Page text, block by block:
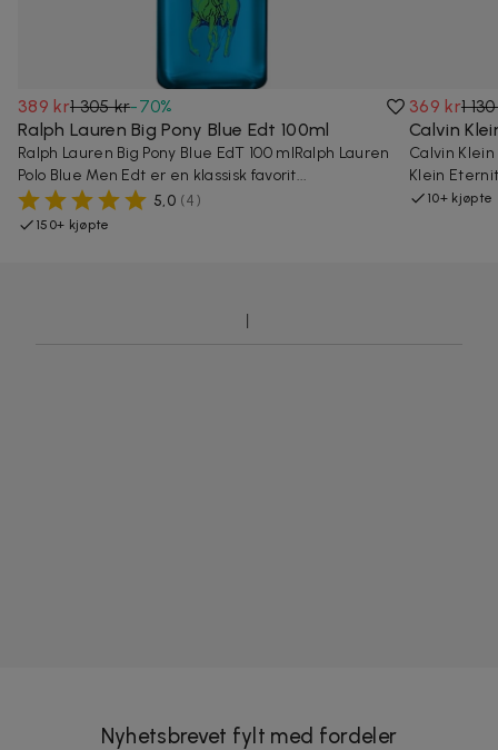
389 kr1 305 kr-70%
Ralph Lauren Big Pony Blue Edt 100ml
Ralph Lauren Big Pony Blue EdT 100 mlRalph Lauren
Polo Blue Men Edt er en klassisk favorit...
5,0 (4)
150+ kjøpte
369 kr1
Calvin
Calvin
Klein
10+ kjøpte
Nyhetsbrevet fylt med fordeler